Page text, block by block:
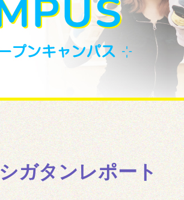
シガタンレポート